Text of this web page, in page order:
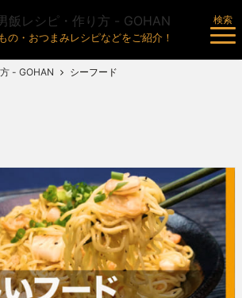
の・おつまみレシピなどをご紹介！
検索
- GOHAN シーフード